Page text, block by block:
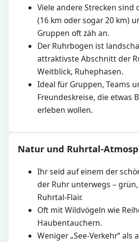
Viele andere Strecken sind
(16 km oder sogar 20 km)
Gruppen oft zäh an.
Der Ruhrbogen ist
attraktivste Abschnitt der
Weitblick, Ruhephasen.
Ideal für Gruppen, Teams
Freundeskreise, die etwas
erleben wollen.
Natur und Ruhrtal-
Ihr seid auf einem der
der Ruhr unterwegs –
Ruhrtal-Flair.
Oft mit Wildvögeln wie
Haubentauchern.
Weniger „See-Verkehr“ als